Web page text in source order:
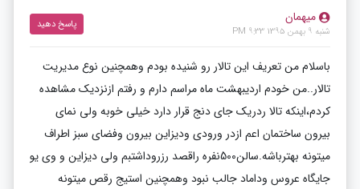
میهمان
شنبه 9 بهمن 1395 9:33 PM
پاسخ دهید
باسلام من تعریف این تالار رو شنیده بودم وهمچنین نوع مدیریت
تالار..من خودم اردیبهشت ماه مراسم دارم و رفتم ازنزدیک مشاهده
کردم،اینکه تالا ردریک جای دنج قرار دارد خیلی خوبه ولی نمای
بیرون ساختمان اعم ازدر ورودی ودیزاین بیرون وفضای سبز اطراف
میتونه بهترباشه.سالن500نفره راقصد رزروداشتبم ولی دیزاین و وی یو
جایگاه عروس وداماد جالب نبود وهمچنین استیج رقص میتونه